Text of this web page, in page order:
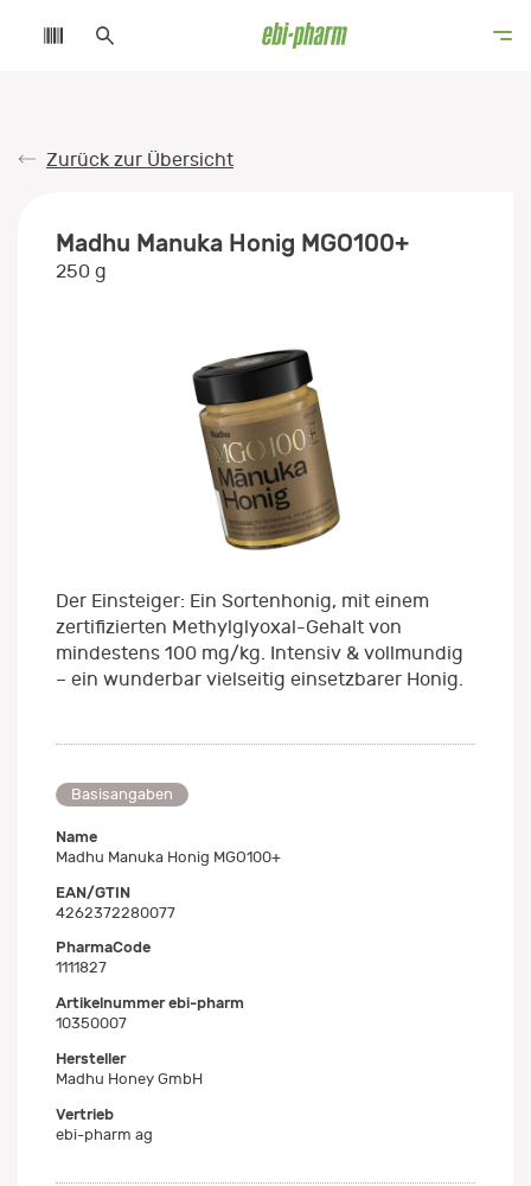
Zurück zur Übersicht
Madhu Manuka Honig MGO100+
250 g
Der Einsteiger: Ein Sortenhonig, mit einem
zertifizierten Methylglyoxal-Gehalt von
mindestens 100 mg/kg. Intensiv & vollmundig
– ein wunderbar vielseitig einsetzbarer Honig.
Basisangaben
Name
Madhu Manuka Honig MGO100+
EAN/GTIN
4262372280077
PharmaCode
1111827
Artikelnummer ebi-pharm
10350007
Hersteller
Madhu Honey GmbH
Vertrieb
ebi-pharm ag